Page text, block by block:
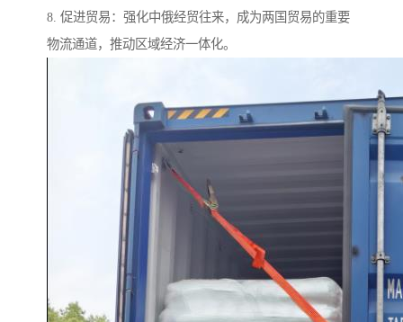
8. 促进贸易：强化中俄经贸往来，成为两国贸易的重要
物流通道，推动区域经济一体化。